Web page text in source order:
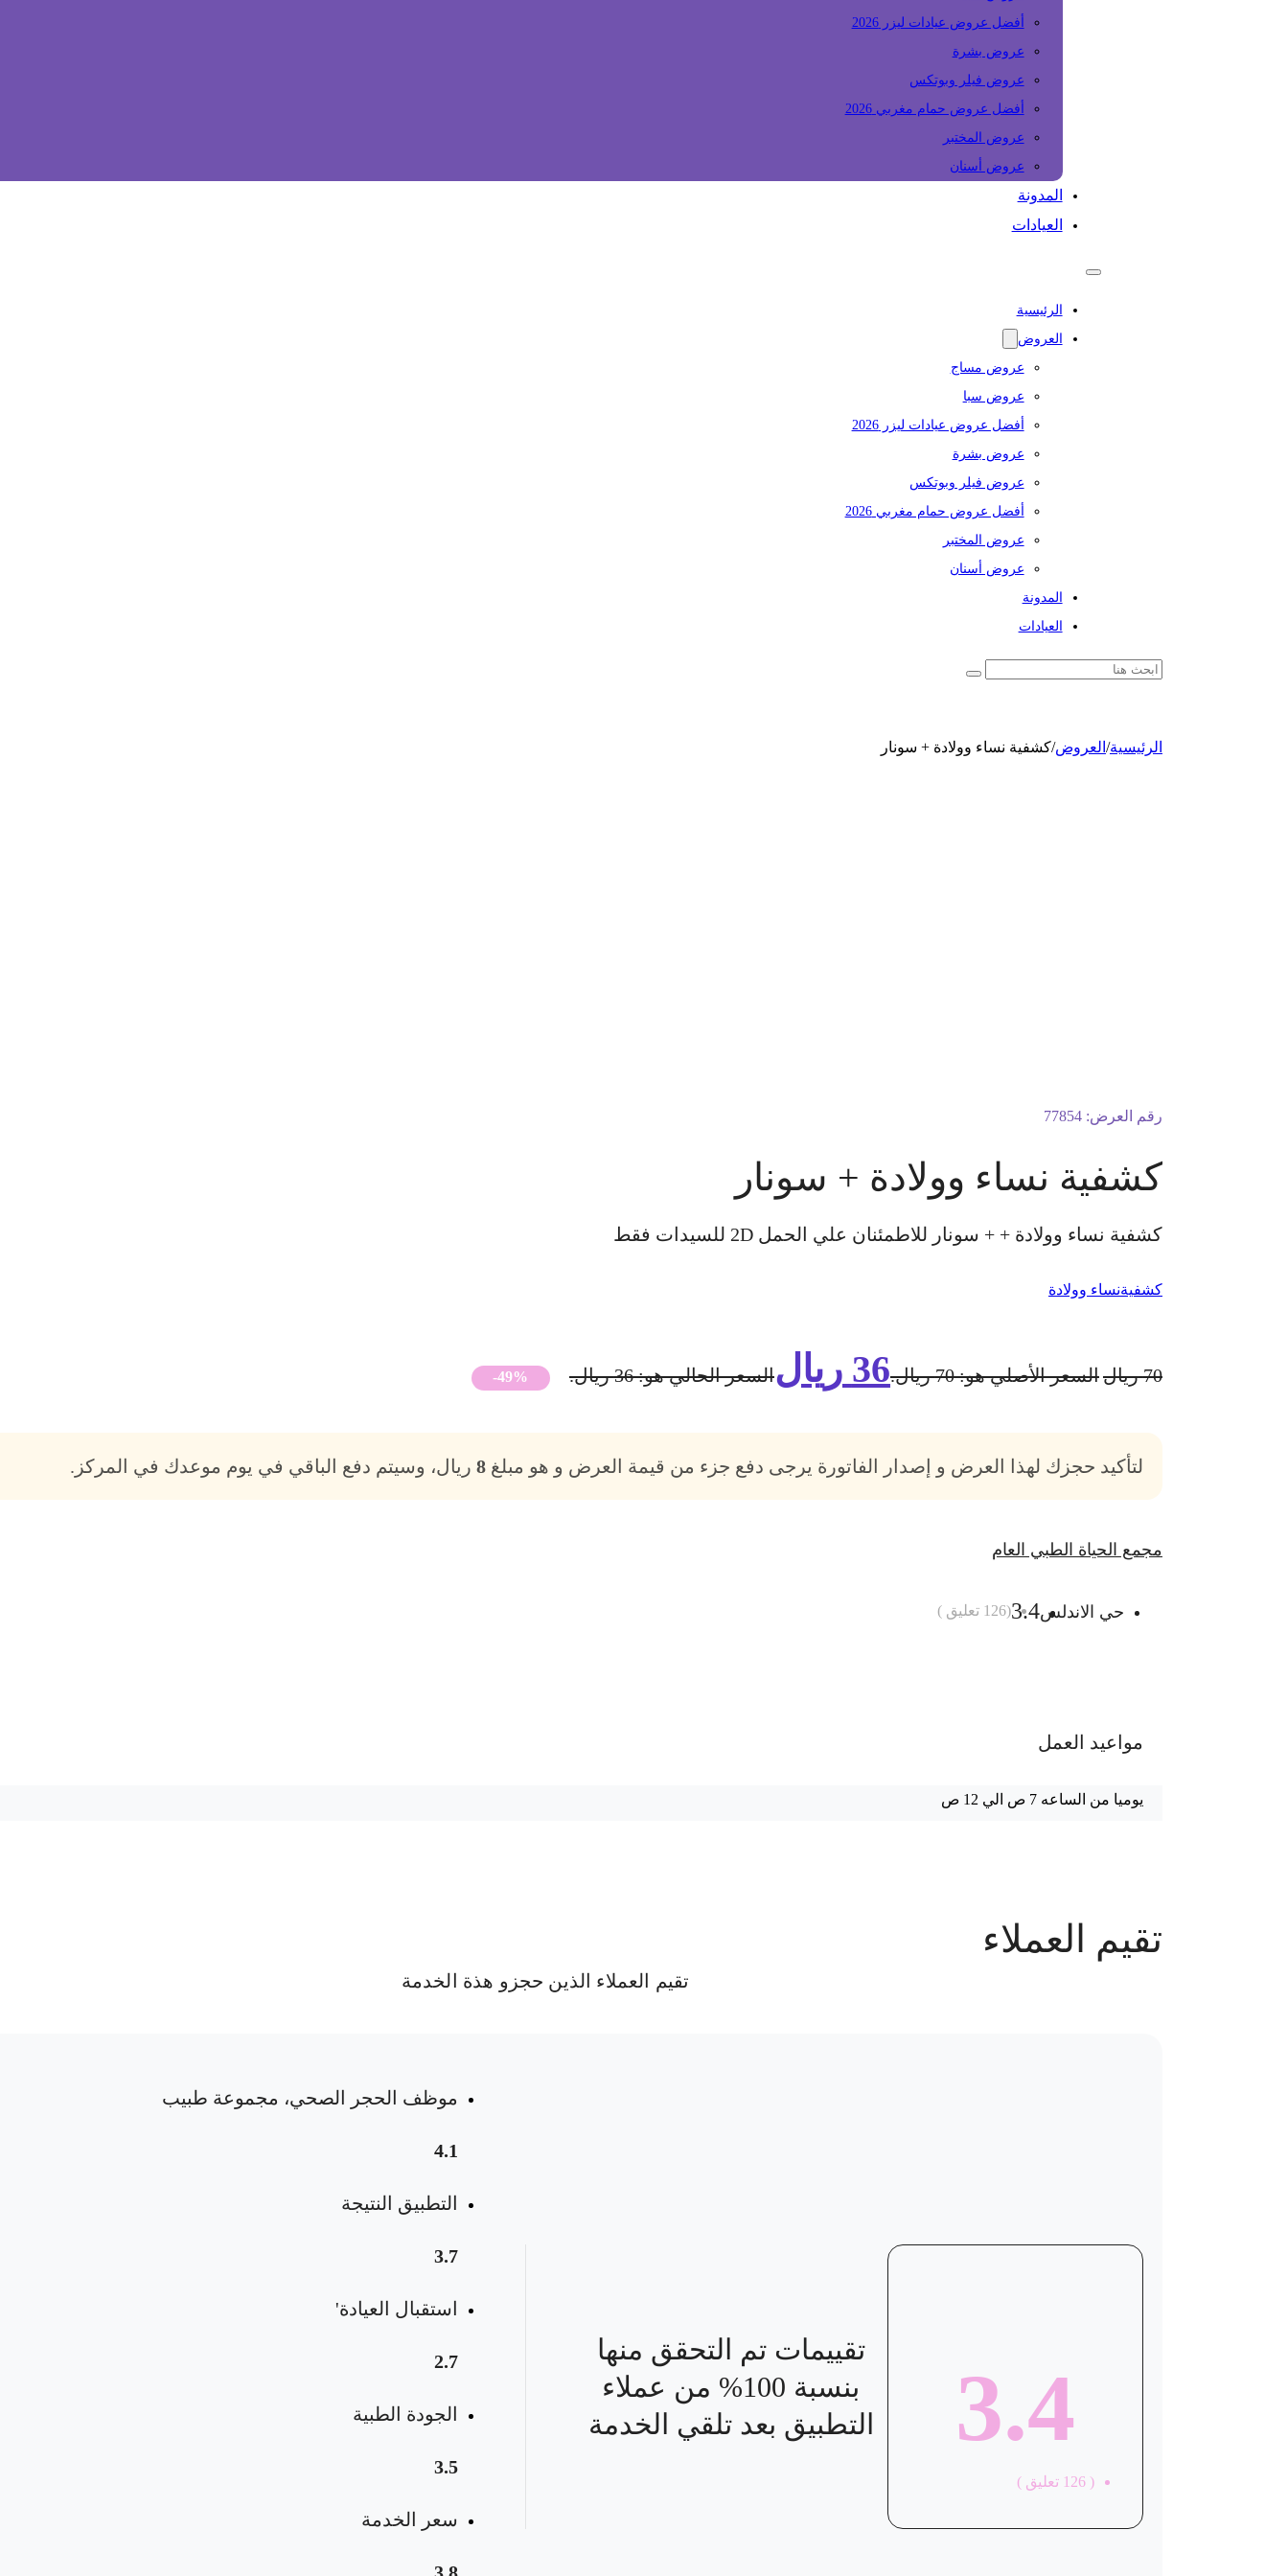
أفضل عروض عيادات ليزر 2026
عروض بشرة
عروض فيلر وبوتكس
أفضل عروض حمام مغربي 2026
عروض المختبر
عروض أسنان
المدونة
العيادات
الرئيسية
العروض
عروض مساج
عروض سبا
أفضل عروض عيادات ليزر 2026
عروض بشرة
عروض فيلر وبوتكس
أفضل عروض حمام مغربي 2026
عروض المختبر
عروض أسنان
المدونة
العيادات
الرئيسية/ العروض/كشفية نساء وولادة + سونار
رقم العرض:77854
كشفية نساء وولادة + سونار
كشفية نساء وولادة + + سونار للاطمئنان علي الحمل 2D للسيدات فقط
كشفيةنساء وولادة
70 ريالالسعر الأصلي هو: 70 ريال. 36 ريالالسعر الحالي هو: 36 ريال. -49%
لتأكيد حجزك لهذا العرض و إصدار الفاتورة يرجى دفع جزء من قيمة العرض و هو مبلغ8 ريال، وسيتم دفع الباقي في يوم موعدك في المركز.
مجمع الحياة الطبي العام
حي الاندلس3.4
(
126 تعليق )
مواعيد العمل
يوميا من الساعه 7 ص الي 12 ص
126 حجز
تقيم العملاء
تقيم العملاء الذين حجزو هذة الخدمة
3.4
(
126 تعليق )
تقييمات تم التحقق منها
بنسبة 100% من عملاء
التطبيق بعد تلقي الخدمة
موظف الحجر الصحي، مجموعة طبيب
4.1
التطبيق النتيجة
3.7
استقبال العيادة'
2.7
الجودة الطبية
3.5
سعر الخدمة